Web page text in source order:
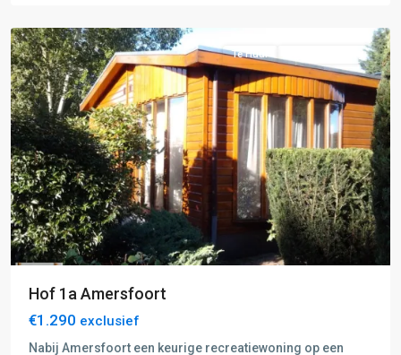
Te Huur Recreatiewoning
Hof 1a Amersfoort
€1.290 exclusief
Nabij Amersfoort een keurige recreatiewoning op een